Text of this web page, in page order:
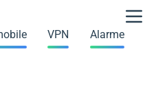
VPN Alarme